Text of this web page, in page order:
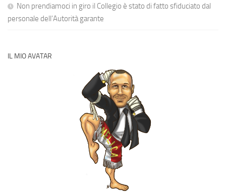
Non prendiamoci in giro il Collegio è stato di fatto sfiduciato dal
personale dell’Autorità garante
IL MIO AVATAR